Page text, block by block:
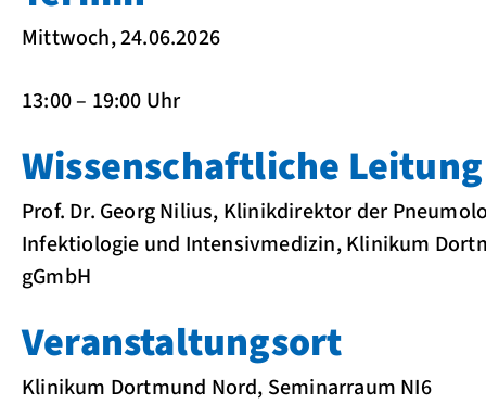
Mittwoch, 24.06.2026
13:00 – 19:00 Uhr
Wissenschaftliche Leitung
Prof. Dr. Georg Nilius, Klinikdirektor der
Infektiologie und Intensivmedizin, Klinikum
gGmbH
Veranstaltungsort
Klinikum Dortmund Nord, Seminarraum NI6